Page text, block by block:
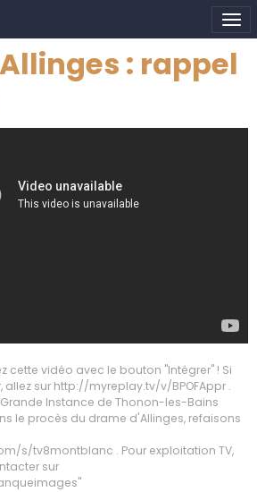
: rappel
cette vidéo avec le bouton "Intégrer" ! Si
sur http://myreplay.tv/v/BPOFAppr .
Instance de Thonon-les-Bains
le procès du drame d'Allinges, refaisons
s/tv8montblanc . Pour exploitation TV,
sur